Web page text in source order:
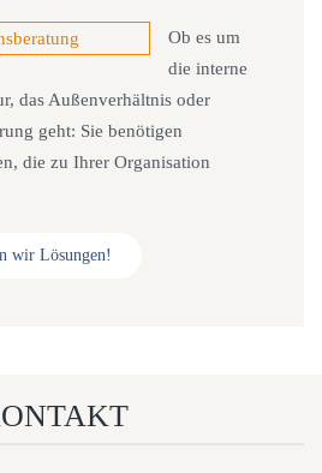
Ob es um
die interne
das Außenverhältnis oder
geht: Sie benötigen
die zu Ihrer Organisation
wir Lösungen!